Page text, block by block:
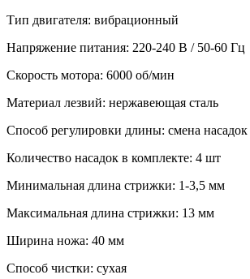
Тип двигателя: вибрационный
Напряжение питания: 220-240 В / 50-60 Гц
Скорость мотора: 6000 об/мин
Материал лезвий: нержавеющая сталь
Способ регулировки длины: смена насадок
Количество насадок в комплекте: 4 шт
Минимальная длина стрижки: 1-3,5 мм
Максимальная длина стрижки: 13 мм
Ширина ножа: 40 мм
Способ чистки: сухая